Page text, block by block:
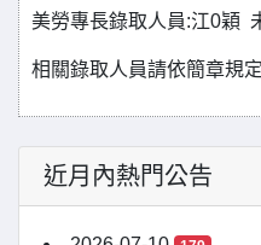
美勞專長錄取人員:江0穎
相關錄取人員請依簡章規
近月內熱門公告